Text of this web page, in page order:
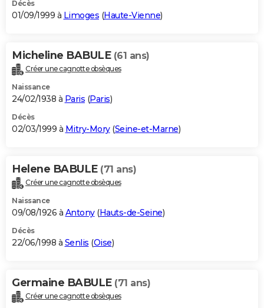
Décès
01/09/1999 à Limoges (Haute-Vienne)
Micheline BABULE (61 ans)
Créer une cagnotte obsèques
Naissance
24/02/1938 à Paris (Paris)
Décès
02/03/1999 à Mitry-Mory(Seine-et-Marne)
Helene BABULE (71 ans)
Créer une cagnotte obsèques
Naissance
09/08/1926 à Antony(Hauts-de-Seine)
Décès
22/06/1998 à Senlis (Oise)
Germaine BABULE (71 ans)
Créer une cagnotte obsèques